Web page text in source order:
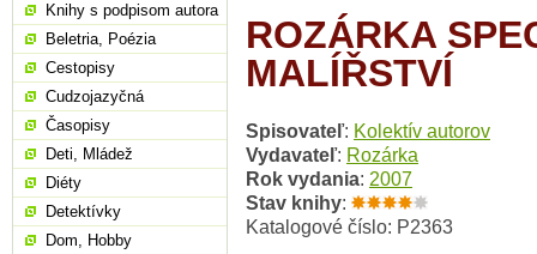
ROZÁRKA
MALÍŘSTVÍ
Spisovateľ: Kolektív autorov
Vydavateľ: Rozárka
Rok vydania: 2007
Stav knihy:
Katalogové číslo: P2363
Knihy s podpisom autora
Beletria, Poézia
Cestopisy
Cudzojazyčná
Časopisy
Deti, Mládež
Diéty
Detektívky
Dom, Hobby